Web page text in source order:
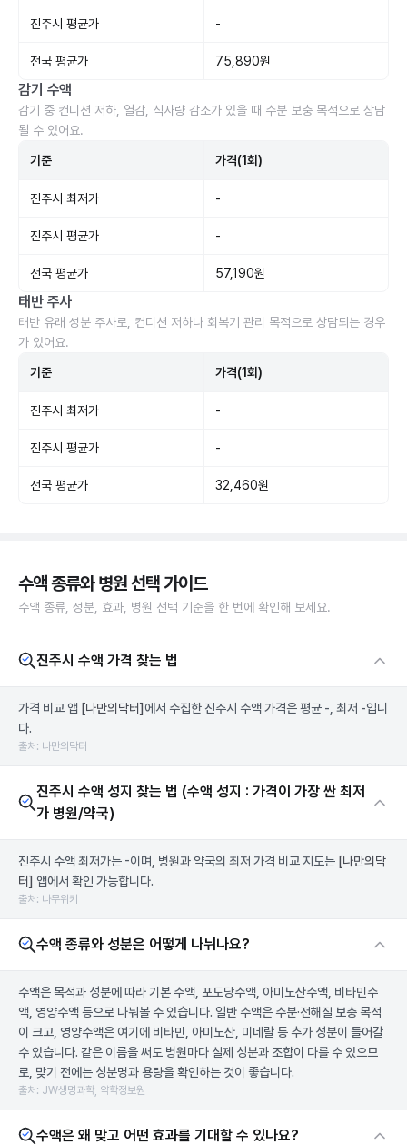
진주시 평균가 -
전국 평균가 75,890원
감기 수액
감기 중 컨디션 저하, 열감, 식사량 감소가 있을 때 수분 보충 목적으로 상담
될 수 있어요.
기준 가격(1회)
진주시 최저가 -
진주시 평균가 -
전국 평균가 57,190원
태반 주사
태반 유래 성분 주사로, 컨디션 저하나 회복기 관리 목적으로 상담되는 경우
가 있어요.
기준 가격(1회)
진주시 최저가 -
진주시 평균가 -
전국 평균가 32,460원
수액 종류와 병원 선택 가이드
수액 종류, 성분, 효과, 병원 선택 기준을 한 번에 확인해 보세요.
진주시 수액 가격 찾는 법
가격 비교 앱 [나만의닥터] 에서 수집한 진주시 수액 가격은 평균 -, 최저 -입니
다.
출처: 나만의닥터
진주시 수액 성지 찾는 법 (수액 성지 : 가격이 가장 싼 최저
가 병원/약국)
진주시 수액 최저가는 -이며, 병원과 약국의 최저 가격 비교 지도는 [나만의닥
터] 앱에서 확인 가능합니다.
출처: 나무위키
수액 종류와 성분은 어떻게 나뉘나요?
수액은 목적과 성분에 따라 기본 수액, 포도당수액, 아미노산수액, 비타민수
액, 영양수액 등으로 나눠볼 수 있습니다. 일반 수액은 수분·전해질 보충 목적
이 크고, 영양수액은 여기에 비타민, 아미노산, 미네랄 등 추가 성분이 들어갈
수 있습니다. 같은 이름을 써도 병원마다 실제 성분과 조합이 다를 수 있으므
로, 맞기 전에는 성분명과 용량을 확인하는 것이 좋습니다.
출처: JW생명과학, 약학정보원
수액은 왜 맞고 어떤 효과를 기대할 수 있나요?